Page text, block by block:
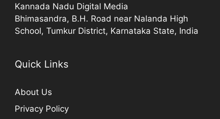
Kannada Nadu Digital Media
Bhimasandra, B.H. Road near Nalanda High
School, Tumkur District, Karnataka State, India
Quick Links
About Us
Privacy Policy